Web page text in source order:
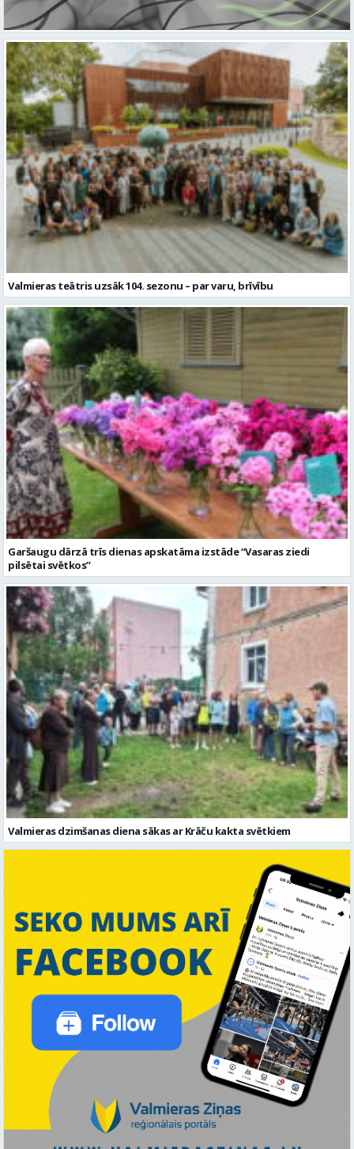
Valmieras teātris uzsāk 104. sezonu – par varu, brīvību
Garšaugu dārzā trīs dienas apskatāma izstāde “Vasaras ziedi
pilsētai svētkos”
Valmieras dzimšanas diena sākas ar Krāču kakta svētkiem